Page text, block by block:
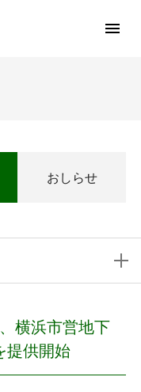
おしらせ
横浜市営地下
提供開始